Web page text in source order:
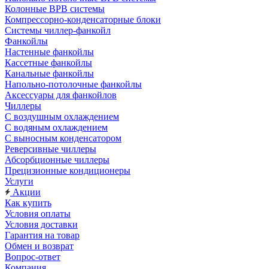
Колонные ВРВ системы
Компрессорно-конденсаторные блоки
Системы чиллер-фанкойл
Фанкойлы
Настенные фанкойлы
Кассетные фанкойлы
Канальные фанкойлы
Напольно-потолочные фанкойлы
Аксессуары для фанкойлов
Чиллеры
С воздушным охлаждением
С водяным охлаждением
С выносным конденсатором
Реверсивные чиллеры
Абсорбционные чиллеры
Прецизионные кондиционеры
Услуги
Акции
Как купить
Условия оплаты
Условия доставки
Гарантия на товар
Обмен и возврат
Вопрос-ответ